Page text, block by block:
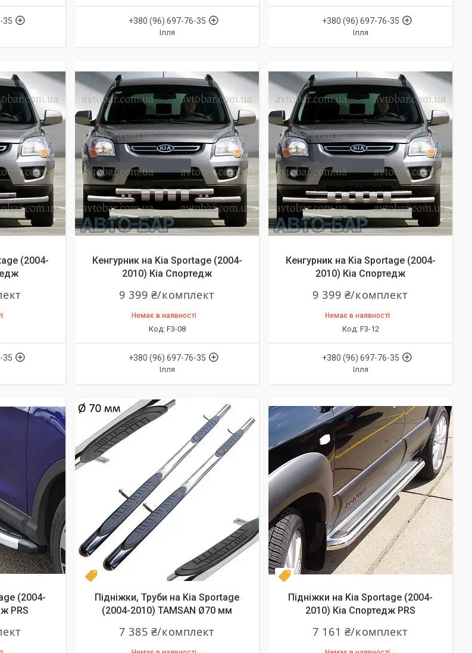
35 +380 (96) 697-76-35
Ілля
+380 (96) 697-76-35
Ілля
(2004-
35
Кенгурник на Kia Sportage (2004-
2010) Кіа Спортедж
9 399 ₴/комплект
Немає в наявності
F3-08
+380 (96) 697-76-35
Ілля
Кенгурник на Kia Sportage (2004-
2010) Кіа Спортедж
9 399 ₴/комплект
Немає в наявності
F3-12
+380 (96) 697-76-35
Ілля
(2004-
PRS
Підніжки, Труби на Kia Sportage
(2004-2010) TAMSAN Ø70 мм
7 385 ₴/комплект
Підніжки на Kia Sportage (2004-
2010) Кіа Спортедж PRS
7 161 ₴/комплект